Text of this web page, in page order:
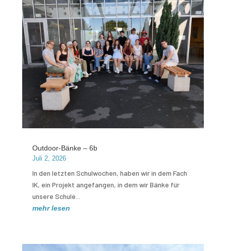
Outdoor-Bänke – 6b
Juli 2, 2026
In den letzten Schulwochen, haben wir in dem Fach
IK, ein Projekt angefangen, in dem wir Bänke für
unsere Schule...
mehr lesen